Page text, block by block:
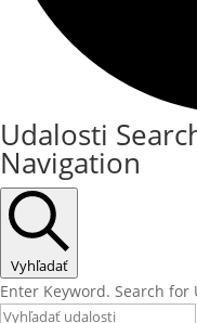
Udalosti
Navigation
Vyhľadať
Enter Keyword. Search for